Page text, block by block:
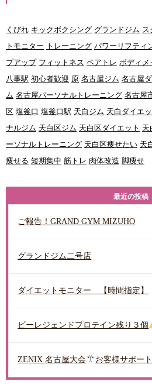
くびれ キックボクシング グランドジム ス
トモニター トレーニング パワーリフティ
プアップ フィットネス ペアトレ ボディメ
八事駅 初心者歓迎 原 名古屋ジム 名古屋
ム 名古屋パーソナルトレーニング 名古屋
区 塩釜口 塩釜口駅 天白ジム 天白ダイエッ
ナルジム 天白区ジム 天白区ダイエット 天
ーソナルトレーニング 天白区痩せたい 天
痩せる 短期集中 筋トレ 肉体改造 脚痩せ
最近の投稿
ご報告！GRAND GYM MIZUHO
グランドジム二号店
ダイエットモニター 【時間指定】
ビーレジェンドプロテイン残り３個
ZENIX 名古屋大会 お客様サポート